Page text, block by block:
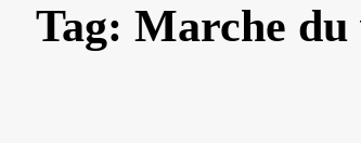
Tag: Marche du